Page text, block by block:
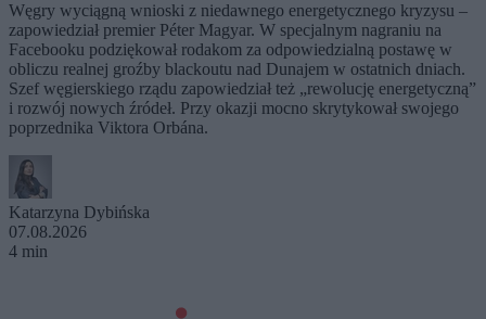
Węgry wyciągną wnioski z niedawnego energetycznego kryzysu –
zapowiedział premier Péter Magyar. W specjalnym nagraniu na
Facebooku podziękował rodakom za odpowiedzialną postawę w
obliczu realnej groźby blackoutu nad Dunajem w ostatnich dniach.
Szef węgierskiego rządu zapowiedział też „rewolucję energetyczną”
i rozwój nowych źródeł. Przy okazji mocno skrytykował swojego
poprzednika Viktora Orbána.
Katarzyna Dybińska
07.08.2026
4 min